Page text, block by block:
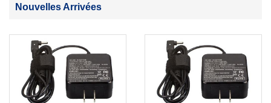
Nouvelles Arrivées